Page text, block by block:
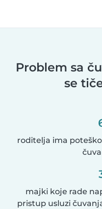
Problem sa
se
roditelja ima
majki koje rade
pristup usluzi